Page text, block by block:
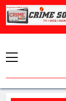
Skip